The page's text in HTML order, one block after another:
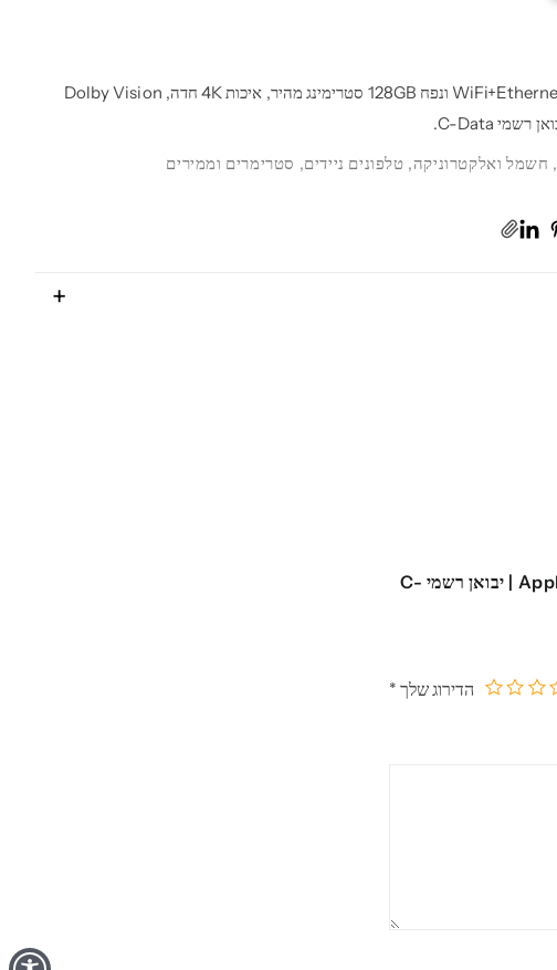
Apple TV 4K 2022 עם WiFi+Ethernet ונפח 128GB סטרימינג מהיר, איכות 4K חדה, Dolby Vision
, חשמל ואלקטרוניקה, טלפונים ניידים, סטרימרים וממירים
היה הראשון לכתוב סקירה “Apple TV 4K | WiFi + Ethernet | 128GB 2022 | יבואן רשמי C-
הדירוג שלך *